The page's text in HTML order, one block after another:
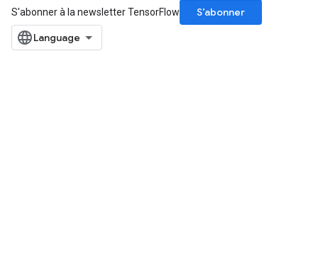
S'abonner à la newsletter TensorFlow
S’abonner